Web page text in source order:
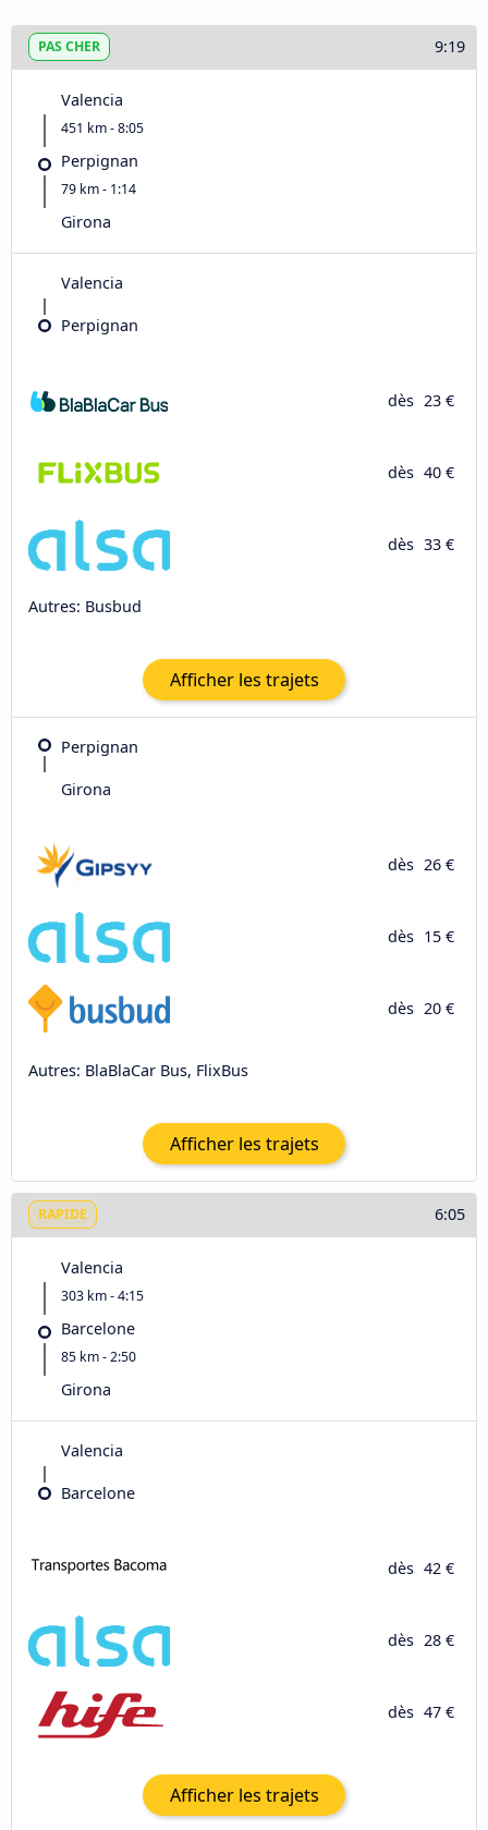
PAS CHER 9:19
Valencia
451 km - 8:05
Perpignan
79 km - 1:14
Girona
Valencia
Perpignan
dès 23 €
dès 40 €
dès 33 €
Autres: Busbud
Afficher les trajets
Perpignan
Girona
dès 26 €
dès 15 €
dès 20 €
Autres: BlaBlaCar Bus, FlixBus
Afficher les trajets
RAPIDE 6:05
Valencia
303 km - 4:15
Barcelone
85 km - 2:50
Girona
Valencia
Barcelone
dès 42 €
dès 28 €
dès 47 €
Afficher les trajets